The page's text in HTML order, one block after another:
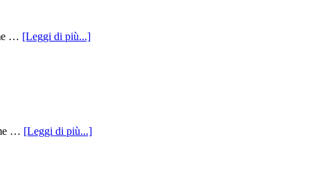
… [Leggi di più...]infoVittime
… [Leggi di più...]infoVittime